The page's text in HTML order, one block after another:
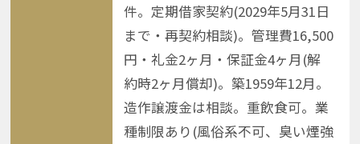
件。定期借家契約(2029年5月31日
まで・再契約相談)。管理費16,500
円・礼金2ヶ月・保証金4ヶ月(解
約時2ヶ月償却)。築1959年12月。
造作譲渡金は相談。重飲食可。業
種制限あり(風俗系不可、臭い煙強